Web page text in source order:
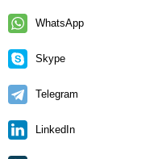
WhatsApp
Skype
Telegram
LinkedIn